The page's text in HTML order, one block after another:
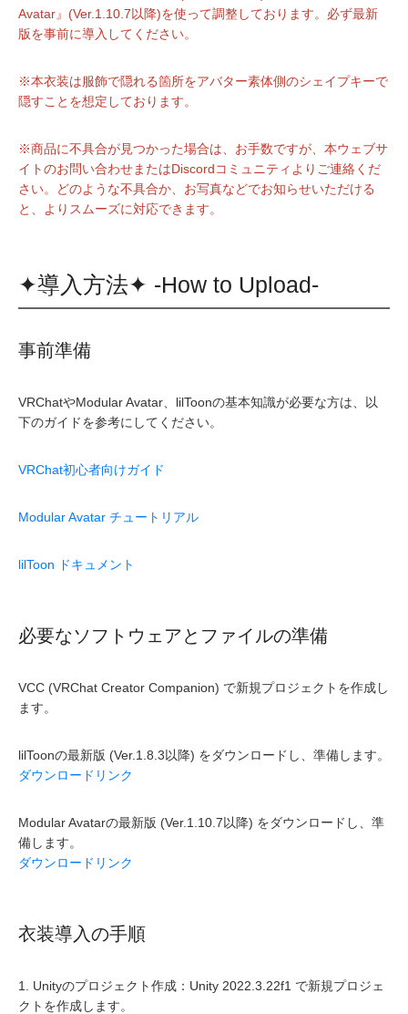
Avatar』(Ver.1.10.7以降)を使って調整しております。必ず最新
版を事前に導入してください。
※本衣装は服飾で隠れる箇所をアバター素体側のシェイプキーで
隠すことを想定しております。
※商品に不具合が見つかった場合は、お手数ですが、本ウェブサ
イトのお問い合わせまたはDiscordコミュニティよりご連絡くだ
さい。どのような不具合か、お写真などでお知らせいただける
と、よりスムーズに対応できます。
✦導入方法✦ -How to Upload-
事前準備
VRChatやModular Avatar、lilToonの基本知識が必要な方は、以
下のガイドを参考にしてください。
VRChat初心者向けガイド
Modular Avatar チュートリアル
lilToon ドキュメント
必要なソフトウェアとファイルの準備
VCC (VRChat Creator Companion) で新規プロジェクトを作成し
ます。
lilToonの最新版 (Ver.1.8.3以降) をダウンロードし、準備します。
ダウンロードリンク
Modular Avatarの最新版 (Ver.1.10.7以降) をダウンロードし、準
備します。
ダウンロードリンク
衣装導入の手順
1. Unityのプロジェクト作成：Unity 2022.3.22f1 で新規プロジェ
クトを作成します。